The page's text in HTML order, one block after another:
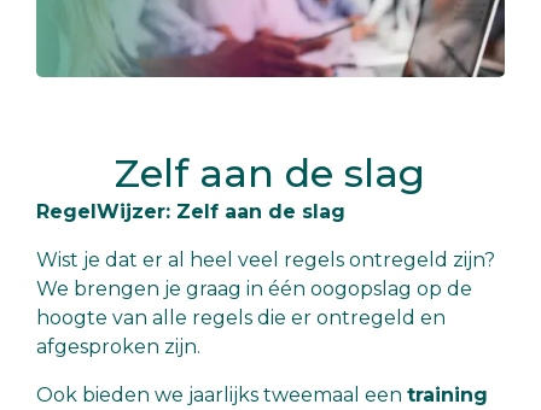
Zelf aan de slag
RegelWijzer: Zelf aan de slag
Wist je dat er al heel veel regels ontregeld zijn?
We brengen je graag in één oogopslag op de
hoogte van alle regels die er ontregeld en
afgesproken zijn.
Ook bieden we jaarlijks tweemaal een training